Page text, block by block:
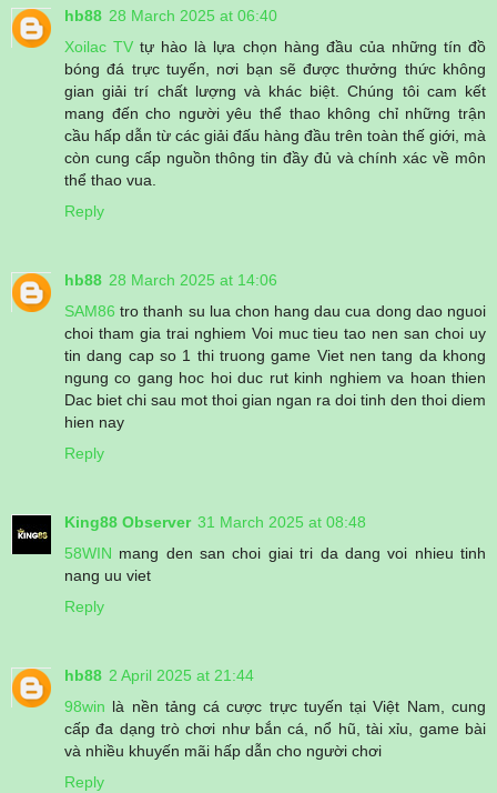
hb88 28 March 2025 at 06:40
Xoilac TV tự hào là lựa chọn hàng đầu của những tín đồ
bóng đá trực tuyến, nơi bạn sẽ được thưởng thức không
gian giải trí chất lượng và khác biệt. Chúng tôi cam kết
mang đến cho người yêu thể thao không chỉ những trận
cầu hấp dẫn từ các giải đấu hàng đầu trên toàn thế giới, mà
còn cung cấp nguồn thông tin đầy đủ và chính xác về môn
thể thao vua.
Reply
hb88 28 March 2025 at 14:06
SAM86 tro thanh su lua chon hang dau cua dong dao nguoi
choi tham gia trai nghiem Voi muc tieu tao nen san choi uy
tin dang cap so 1 thi truong game Viet nen tang da khong
ngung co gang hoc hoi duc rut kinh nghiem va hoan thien
Dac biet chi sau mot thoi gian ngan ra doi tinh den thoi diem
hien nay
Reply
King88 Observer 31 March 2025 at 08:48
58WIN mang den san choi giai tri da dang voi nhieu tinh
nang uu viet
Reply
hb88 2 April 2025 at 21:44
98win là nền tảng cá cược trực tuyến tại Việt Nam, cung
cấp đa dạng trò chơi như bắn cá, nổ hũ, tài xỉu, game bài
và nhiều khuyến mãi hấp dẫn cho người chơi
Reply